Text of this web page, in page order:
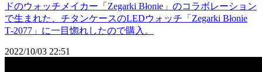
ドのウォッチメイカー「Zegarki Błonie」のコラボレーション
で生まれた、チタンケースのLEDウォッチ「Zegarki Błonie
T-2077」に一目惚れしたので購入。
2022/10/03 22:51